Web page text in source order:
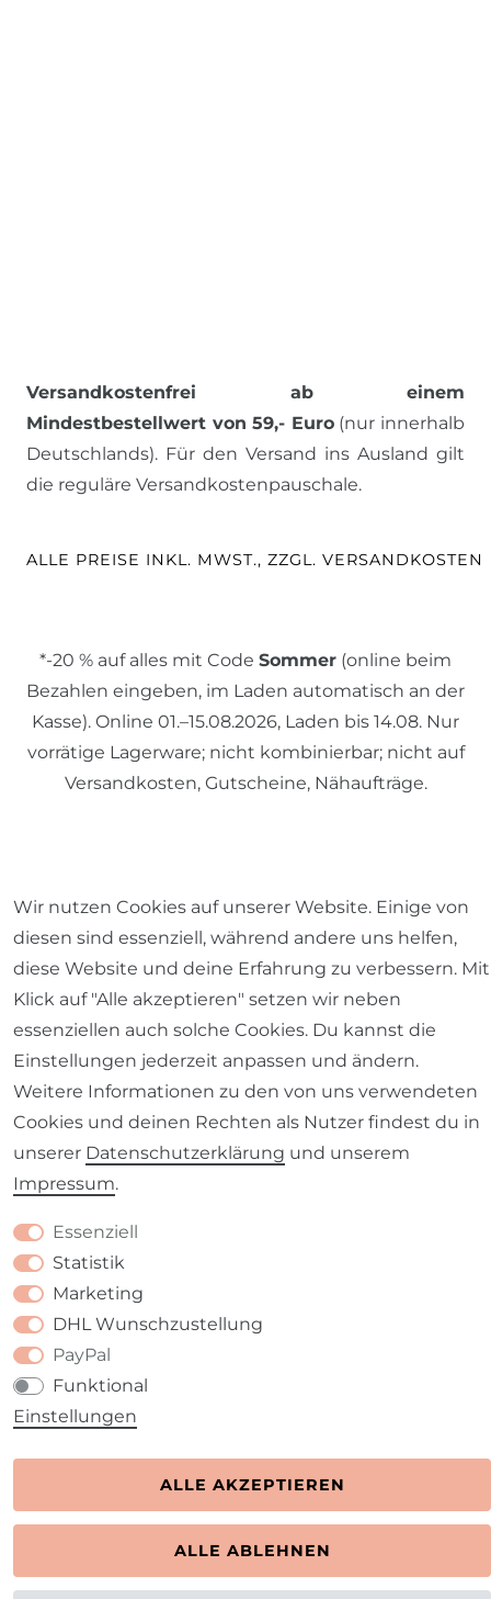
Versandkostenfrei ab einem
Mindestbestellwert von 59,- Euro(nur innerhalb
Deutschlands). Für den Versand ins Ausland gilt
die reguläre Versandkostenpauschale.
ALLE PREISE INKL. MWST., ZZGL. VERSANDKOSTEN
*-20 % auf alles mit Code Sommer (online beim
Bezahlen eingeben, im Laden automatisch an der
Kasse). Online 01.–15.08.2026, Laden bis 14.08. Nur
vorrätige Lagerware; nicht kombinierbar; nicht auf
Versandkosten, Gutscheine, Nähaufträge.
Impressum Daten­schutz­erklärung AGB
Barrierefreiheitserklärung Widerrufs­recht
VERTRAG WIDERRUFEN
Wir nutzen Cookies auf unserer Website. Einige von
diesen sind essenziell, während andere uns helfen,
diese Website und deine Erfahrung zu verbessern. Mit
Klick auf "Alle akzeptieren" setzen wir neben
essenziellen auch solche Cookies. Du kannst die
Einstellungen jederzeit anpassen und ändern.
Weitere Informationen zu den von uns verwendeten
Cookies und deinen Rechten als Nutzer findest du in
unserer Daten­schutz­erklärung und unserem
Impressum.
Essenziell
Statistik
Marketing
DHL Wunschzustellung
PayPal
Funktional
Einstellungen
ALLE AKZEPTIEREN
ALLE ABLEHNEN